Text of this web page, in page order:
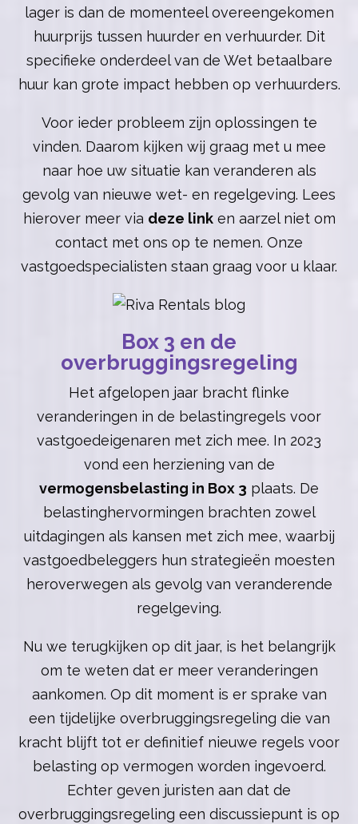
lager is dan de momenteel overeengekomen
huurprijs tussen huurder en verhuurder. Dit
specifieke onderdeel van de Wet betaalbare
huur kan grote impact hebben op verhuurders.
Voor ieder probleem zijn oplossingen te
vinden. Daarom kijken wij graag met u mee
naar hoe uw situatie kan veranderen als
gevolg van nieuwe wet- en regelgeving. Lees
hierover meer via deze linken aarzel niet om
contact met ons op te nemen. Onze
vastgoedspecialisten staan graag voor u klaar.
Box 3 en de
overbruggingsregeling
Het afgelopen jaar bracht flinke
veranderingen in de belastingregels voor
vastgoedeigenaren met zich mee. In 2023
vond een herziening van de
vermogensbelasting in Box 3 plaats. De
belastinghervormingen brachten zowel
uitdagingen als kansen met zich mee, waarbij
vastgoedbeleggers hun strategieën moesten
heroverwegen als gevolg van veranderende
regelgeving.
Nu we terugkijken op dit jaar, is het belangrijk
om te weten dat er meer veranderingen
aankomen. Op dit moment is er sprake van
een tijdelijke overbruggingsregeling die van
kracht blijft tot er definitief nieuwe regels voor
belasting op vermogen worden ingevoerd.
Echter geven juristen aan dat de
overbruggingsregeling een discussiepunt is op